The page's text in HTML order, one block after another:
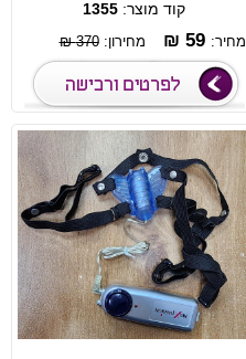
קוד מוצר: 1355
מחיר: 59 ₪ מחירון:370 ₪